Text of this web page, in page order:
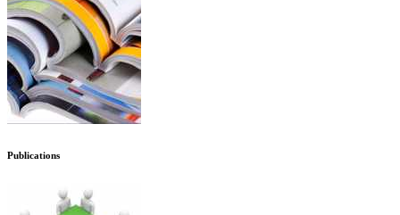
Publications